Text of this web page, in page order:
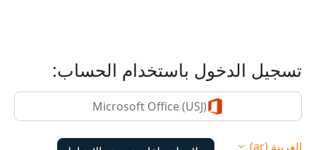
تسجيل الدخول باستخدام الحساب:
Microsoft Office (USJ)
العربية ‎(ar)‎